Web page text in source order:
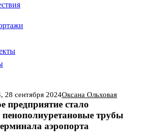
Реклама Все новости Архив
28 сентября 2024Оксана Ольховая
предприятие стало
пенополиуретановые трубы
аэропорта